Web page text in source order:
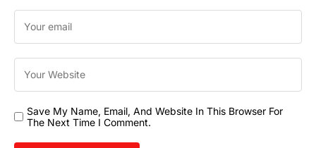
Save My Name, Email, And Website In This Browser For
The Next Time I Comment.